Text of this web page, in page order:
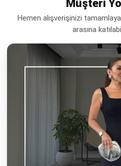
Müşteri
Hemen alışverişinizi
arasına